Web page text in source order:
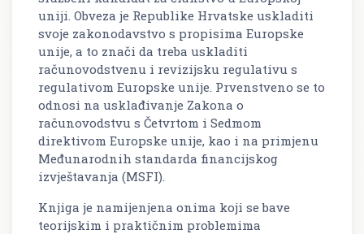
uniji. Obveza je Republike Hrvatske uskladiti
svoje zakonodavstvo s propisima Europske
unije, a to znači da treba uskladiti
računovodstvenu i revizijsku regulativu s
regulativom Europske unije. Prvenstveno se to
odnosi na usklađivanje Zakona o
računovodstvu s Četvrtom i Sedmom
direktivom Europske unije, kao i na primjenu
Međunarodnih standarda financijskog
izvještavanja (MSFI).
Knjiga je namijenjena onima koji se bave
teorijskim i praktičnim problemima